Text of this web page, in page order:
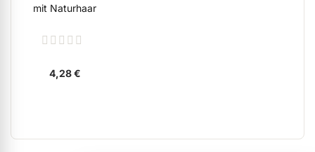
mit Naturhaar
Rating:
ab
4,28 €